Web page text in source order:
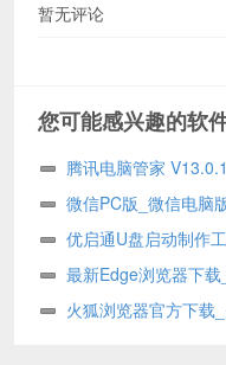
暂无评论
您可能感兴趣的软
腾讯电脑管家
微信PC版_微信电脑
优启通U盘启动制作
版 最新Edge浏览器下
火狐浏览器官方下载